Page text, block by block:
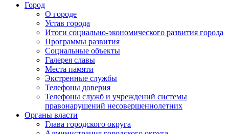
Город
О городе
Устав города
Итоги социально-экономического развития города
Программы развития
Социальные объекты
Галерея славы
Места памяти
Экстренные службы
Телефоны доверия
Телефоны служб и учреждений системы
правонарушений несовершеннолетних
Органы власти
Глава городского округа